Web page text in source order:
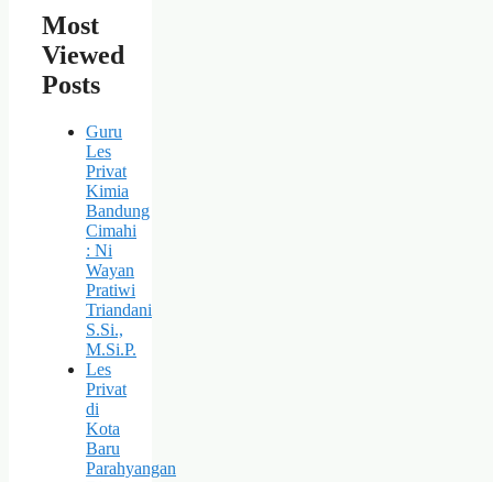
Most
Viewed
Posts
Guru
Les
Privat
Kimia
Bandung
Cimahi
: Ni
Wayan
Pratiwi
Triandani
S.Si.,
M.Si.P.
Les
Privat
di
Kota
Baru
Parahyangan